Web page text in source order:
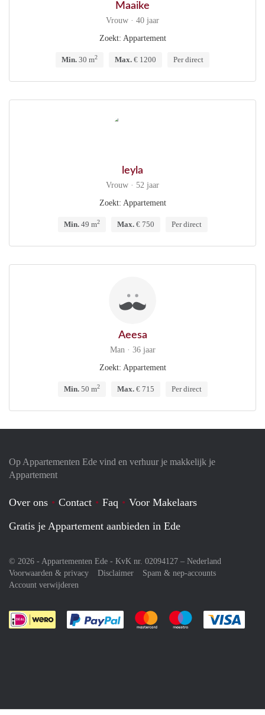
Maaike
Vrouw · 40 jaar
Zoekt: Appartement
Min. 30 m2 Max. € 1200 Per direct
leyla
Vrouw · 52 jaar
Zoekt: Appartement
Min.49 m2 Max.€ 750 Per direct
Aeesa
Man · 36 jaar
Zoekt: Appartement
Min.50 m2 Max.€ 715 Per direct
Op Appartementen Ede vind en verhuur je makkelijk je
Appartement
Over ons Contact Faq
Voor Makelaars
Gratis je Appartement aanbieden in Ede
© 2026 - Appartementen Ede - KvK nr. 02094127 – Nederland
Voorwaarden & privacy
Disclaimer
Spam & nep-accounts
Account verwijderen
Je rekent gemakkelijk af met Paypal
Je rekent gemakkelijk af met
Je rekent